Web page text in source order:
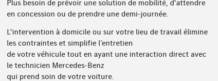
Plus besoin de prévoir une solution de mobilité, d'attendre
en concession ou de prendre une demi-journée.
L'intervention à domicile ou sur votre lieu de travail élimine
les contraintes et simplifie l’entretien
de votre véhicule tout en ayant une interaction direct avec
le technicien Mercedes-Benz
qui prend soin de votre voiture.